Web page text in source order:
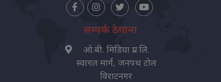
सम्पर्क ठेगाना
ओ.बी. मिडिया प्रा. लि.
स्वागत मार्ग, जनपथ टोल
विराटनगर